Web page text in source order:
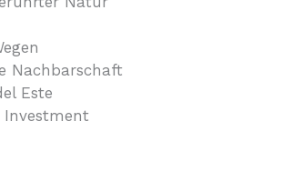
Nachbarschaft
Este
Investment